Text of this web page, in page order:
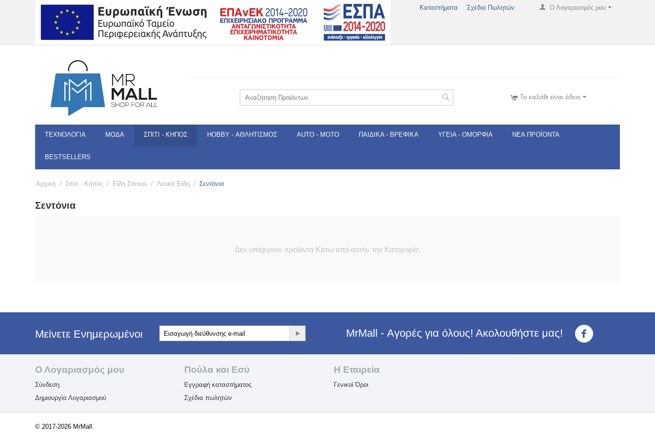
Ο Λογαριασμός μου
Καταστήματα Σχέδια Πωλητών
Το καλάθι είναι άδειο
ΤΕΧΝΟΛΟΓΊΑ ΜΌΔΑ ΣΠΊΤΙ - ΚΉΠΟΣ HOBBY - ΑΘΛΗΤΙΣΜΌΣ AUTO - MOTO ΠΑΙΔΙΚΆ - ΒΡΕΦΙΚΆ ΥΓΕΊΑ - ΟΜΟΡΦΙΆ ΝΈΑ ΠΡΟΪΌΝΤΑ
BESTSELLERS
Αρχική / Σπίτι - Κήπος / Είδη Σπιτιού / Λευκά Είδη / Σεντόνια
Σεντόνια
Δεν υπάρχουν προϊόντα Κάτω από αυτήν την Κατηγορία.
Μείνετε Ενημερωμένοι MrMall - Αγορές για όλους! Ακολουθήστε μας!
Ο Λογαριασμός μου
Σύνδεση
Δημιουργία Λογαριασμού
Πούλα και Εσύ
Εγγραφή καταστήματος
Σχέδια πωλητών
Η Εταιρεία​
Γενικοί Όροι
© 2017-2026 MrMall.